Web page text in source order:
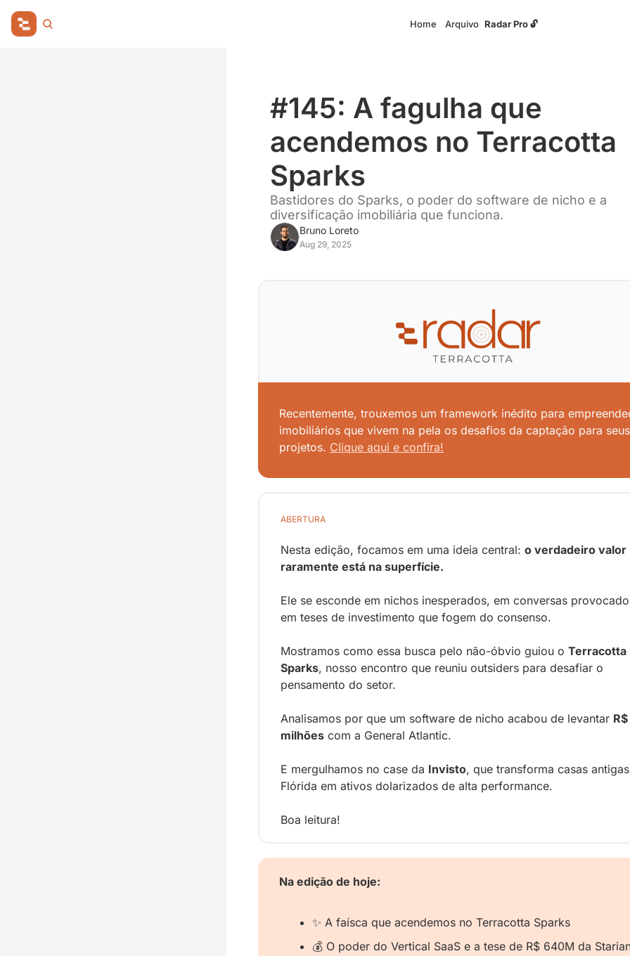
Home Arquivo Radar Pro 🔓
#145: A fagulha que
acendemos no Terracotta
Sparks
Bastidores do Sparks, o poder do software de nicho e a
diversificação imobiliária que funciona.
Bruno Loreto
Aug 29, 2025
Recentemente, trouxemos um framework inédito para
imobiliários que vivem na pela os desafios da captação para seus
projetos. Clique aqui e confira!
ABERTURA
Nesta edição, focamos em uma ideia central: o verdadeiro valor
raramente está na superfície.
Ele se esconde em nichos inesperados, em conversas
em teses de investimento que fogem do consenso.
Mostramos como essa busca pelo não-óbvio guiou o Terracotta
Sparks, nosso encontro que reuniu outsiders para desafiar o
pensamento do setor.
Analisamos por que um software de nicho acabou de levantar
milhões com a General Atlantic.
E mergulhamos no case da Invisto, que transforma casas
Flórida em ativos dolarizados de alta performance.
Boa leitura!
Na edição de hoje:
✨ A faísca que acendemos no Terracotta Sparks
💰 O poder do Vertical SaaS e a tese de R$ 640M da